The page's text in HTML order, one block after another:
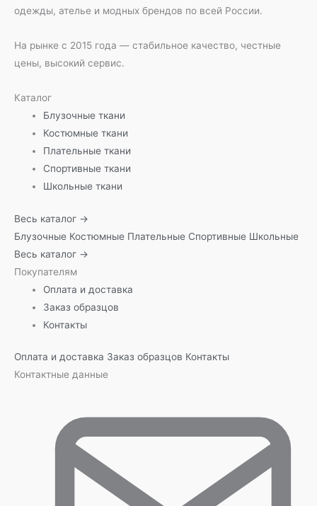
одежды, ателье и модных брендов по всей России.
На рынке с 2015 года — стабильное качество, честные
цены, высокий сервис.
Каталог
Блузочные ткани
Костюмные ткани
Плательные ткани
Спортивные ткани
Школьные ткани
Весь каталог →
Блузочные Костюмные Плательные Спортивные Школьные
Весь каталог →
Покупателям
Оплата и доставка
Заказ образцов
Контакты
Оплата и доставка Заказ образцов Контакты
Контактные данные